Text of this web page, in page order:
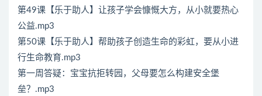
第49课【乐于助人】让孩子学会慷慨大方，从小就要热心
公益.mp3
第50课【乐于助人】帮助孩子创造生命的彩虹，要从小进
行生命教育.mp3
第一周答疑：宝宝抗拒转园，父母要怎么构建安全堡
垒？.mp3